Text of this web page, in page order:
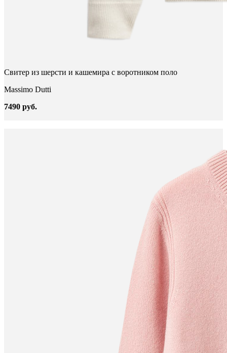
Свитер из шерсти и кашемира с воротником поло
Massimo Dutti
7490 руб.